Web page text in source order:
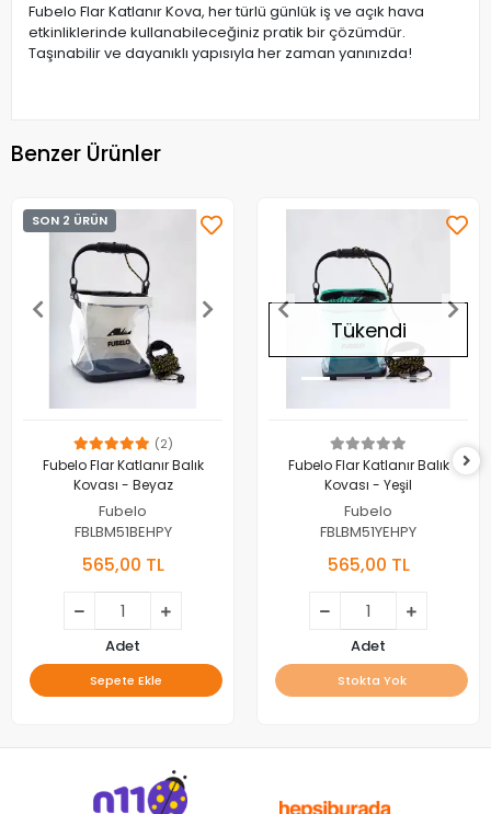
Fubelo Flar Katlanır Kova, her türlü günlük iş ve açık hava
etkinliklerinde kullanabileceğiniz pratik bir çözümdür.
Taşınabilir ve dayanıklı yapısıyla her zaman yanınızda!
Benzer Ürünler
SON 2 ÜRÜN
(2)
Fubelo Flar Katlanır Balık
Kovası - Beyaz
Fubelo
FBLBM51BEHPY
565,00 TL
Adet
Sepete Ekle
Tükendi
Fubelo Flar Katlanır Balık
Kovası - Yeşil
Fubelo
FBLBM51YEHPY
565,00 TL
Adet
Stokta Yok